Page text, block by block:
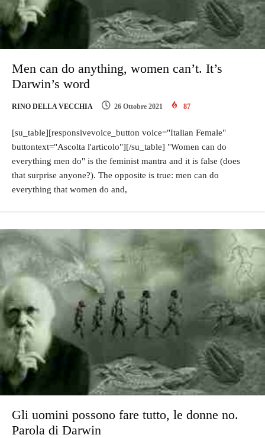
Men can do anything, women can’t. It’s
Darwin’s word
RINO DELLA VECCHIA 26 Ottobre 2021 87
[su_table][responsivevoice_button voice="Italian Female"
buttontext="Ascolta l'articolo"][/su_table] "Women can do
everything men do" is the feminist mantra and it is false (does
that surprise anyone?). The opposite is true: men can do
everything that women do and,
Gli uomini possono fare tutto, le donne no.
Parola di Darwin